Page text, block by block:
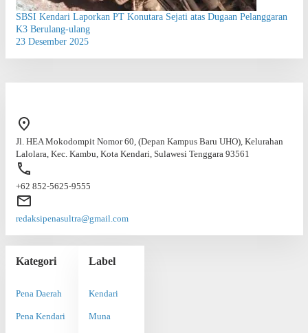
SBSI Kendari Laporkan PT Konutara Sejati atas Dugaan Pelanggaran
K3 Berulang-ulang
23 Desember 2025
Jl. HEA Mokodompit Nomor 60, (Depan Kampus Baru UHO), Kelurahan
Lalolara, Kec. Kambu, Kota Kendari, Sulawesi Tenggara 93561
+62 852-5625-9555
redaksipenasultra@gmail.com
Kategori
Pena Daerah
Pena Kendari
Label
Kendari
Muna